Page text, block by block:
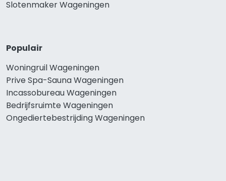
Slotenmaker Wageningen
Populair
Woningruil Wageningen
Prive Spa-Sauna Wageningen
Incassobureau Wageningen
Bedrijfsruimte Wageningen
Ongediertebestrijding Wageningen